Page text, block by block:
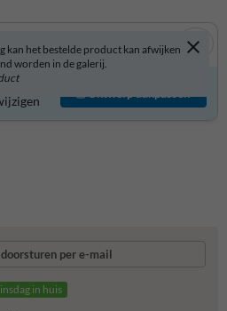
kan het bestelde product kan afwijken
worden in de galerij.
Ontwerp aanpassen
per e-mail
in huis